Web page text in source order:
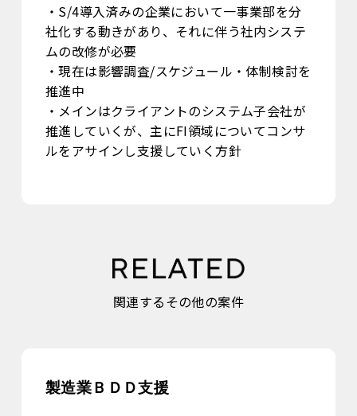
・S/4導入済みの企業において一事業部を分
社化する動きがあり、それに伴う社内システ
ムの改修が必要
・現在は影響調査/スケジュール・体制検討を
推進中
・メインはクライアントのシステム子会社が
推進していくが、主にFI領域についてコンサ
ルをアサインし支援していく方針
関連するその他の案件
製造業ＢＤＤ支援